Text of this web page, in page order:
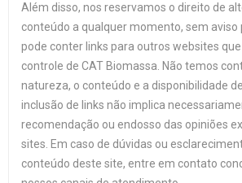
Além disso, nos reservamos o direito de
conteúdo a qualquer momento, sem aviso
pode conter links para outros websites
controle de CAT Biomassa. Não temos
natureza, o conteúdo e a disponibilidade
inclusão de links não implica
recomendação ou endosso das opiniões
sites. Em caso de dúvidas ou
conteúdo deste site, entre em contato